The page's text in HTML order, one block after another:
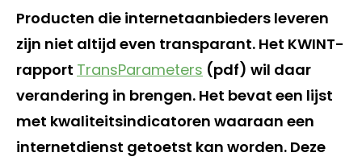
Producten die internetaanbieders leveren
zijn niet altijd even transparant. Het KWINT-
rapport TransParameters (pdf) wil daar
verandering in brengen. Het bevat een lijst
met kwaliteitsindicatoren waaraan een
internetdienst getoetst kan worden. Deze